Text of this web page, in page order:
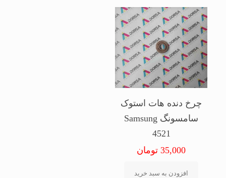
چرخ دنده هات استوک
سامسونگ Samsung
4521
35,000 تومان
افزودن به سبد خرید